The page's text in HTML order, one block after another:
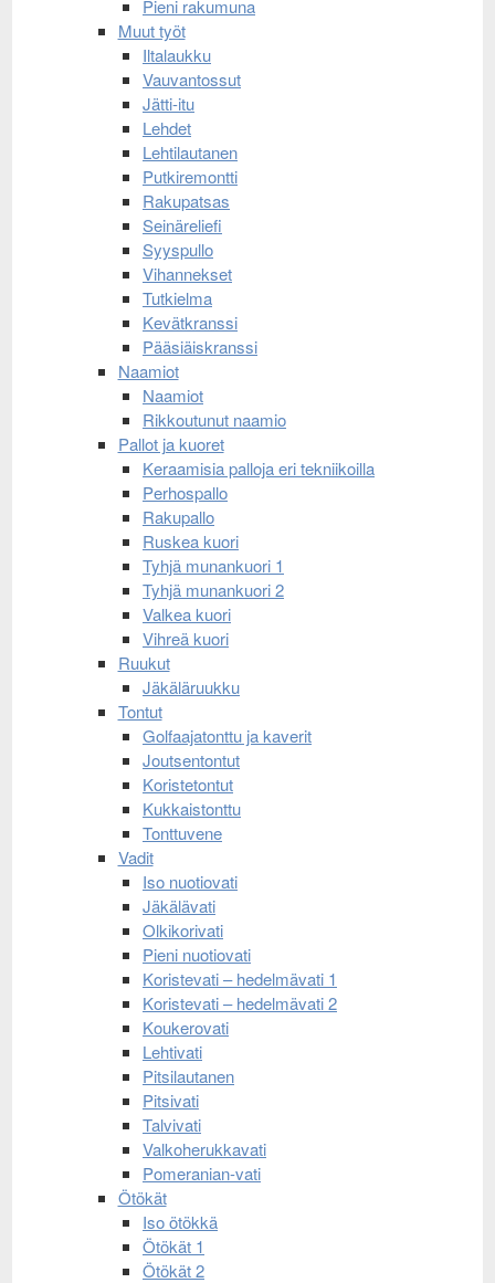
Pieni rakumuna
Muut työt
Iltalaukku
Vauvantossut
Jätti-itu
Lehdet
Lehtilautanen
Putkiremontti
Rakupatsas
Seinäreliefi
Syyspullo
Vihannekset
Tutkielma
Kevätkranssi
Pääsiäiskranssi
Naamiot
Naamiot
Rikkoutunut naamio
Pallot ja kuoret
Keraamisia palloja eri tekniikoilla
Perhospallo
Rakupallo
Ruskea kuori
Tyhjä munankuori 1
Tyhjä munankuori 2
Valkea kuori
Vihreä kuori
Ruukut
Jäkäläruukku
Tontut
Golfaajatonttu ja kaverit
Joutsentontut
Koristetontut
Kukkaistonttu
Tonttuvene
Vadit
Iso nuotiovati
Jäkälävati
Olkikorivati
Pieni nuotiovati
Koristevati – hedelmävati 1
Koristevati – hedelmävati 2
Koukerovati
Lehtivati
Pitsilautanen
Pitsivati
Talvivati
Valkoherukkavati
Pomeranian-vati
Ötökät
Iso ötökkä
Ötökät 1
Ötökät 2